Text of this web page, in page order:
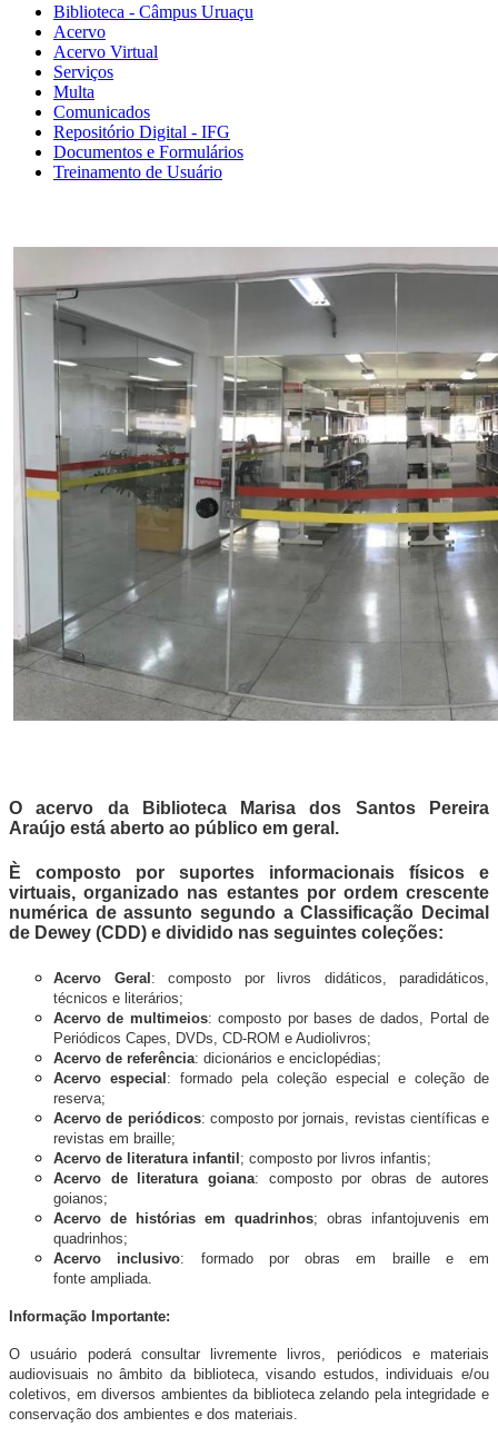
Biblioteca - Câmpus Uruaçu
Acervo
Acervo Virtual
Serviços
Multa
Comunicados
Repositório Digital - IFG
Documentos e Formulários
Treinamento de Usuário
O acervo da Biblioteca Marisa dos Santos Pereira
Araújo está aberto ao público em geral.
È composto por suportes informacionais físicos e
virtuais, organizado nas estantes por ordem crescente
numérica de assunto segundo a Classificação Decimal
de Dewey (CDD) e dividido nas seguintes coleções:
Acervo Geral : composto por livros didáticos, paradidáticos,
técnicos e literários;
Acervo de multimeios: composto por bases de dados, Portal de
Periódicos Capes, DVDs, CD-ROM e Audiolivros;
Acervo de referência: dicionários e enciclopédias;
Acervo especial : formado pela coleção especial e coleção de
reserva;
Acervo de periódicos: composto por jornais, revistas científicas e
revistas em braille;
Acervo de literatura infantil ; composto por livros infantis;
Acervo de literatura goiana: composto por obras de autores
goianos;
Acervo de histórias em quadrinhos; obras infantojuvenis em
quadrinhos;
Acervo inclusivo: formado por obras em braille e em
fonte ampliada.
Informação Importante:
O usuário poderá consultar livremente livros, periódicos e materiais
audiovisuais no âmbito da biblioteca, visando estudos, individuais e/ou
coletivos, em diversos ambientes da biblioteca zelando pela integridade e
conservação dos ambientes e dos materiais.